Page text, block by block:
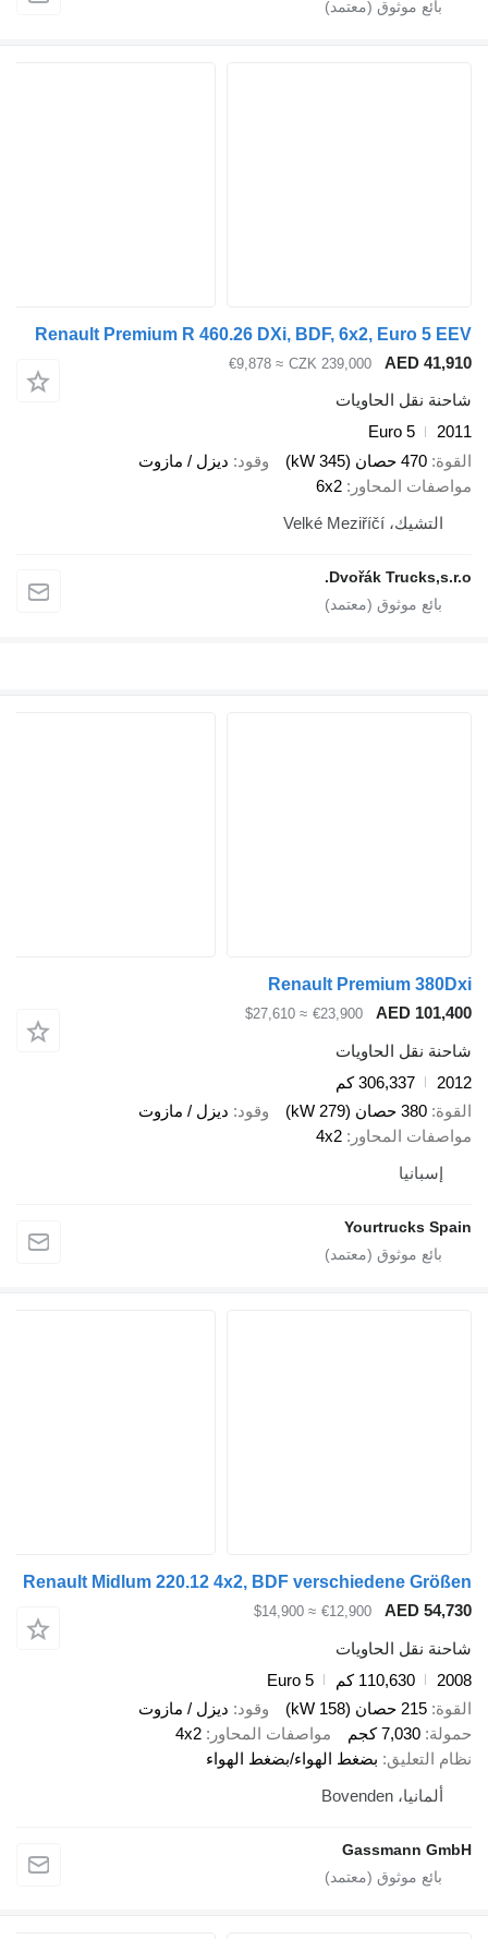
Renault Premium R 460.26 DXi, BDF, 6x2, Euro 5 EEV
AED 41,910
CZK 239,000
≈ €9,878
شاحنة نقل الحاويات
2011
Euro 5
القوة 470 حصان (345 kW) وقود ديزل / مازوت
مواصفات المحاور
6x2
التشيك، Velké Meziříčí
Dvořák Trucks,s.r.o.
Renault Premium 380Dxi
AED 101,400
€23,900
≈ $27,610
شاحنة نقل الحاويات
2012
306,337 كم
القوة 380 حصان (279 kW) وقود ديزل / مازوت
مواصفات المحاور
4x2
إسبانيا
Yourtrucks Spain
Renault Midlum 220.12 4x2, BDF verschiedene Größen
AED 54,730
€12,900
≈ $14,900
شاحنة نقل الحاويات
2008
110,630 كم
Euro 5
القوة 215 حصان (158 kW) وقود ديزل / مازوت
حمولة 7,030 كجم مواصفات المحاور
4x2
نظام التعليق بضغط الهواء/بضغط الهواء
ألمانيا، Bovenden
Gassmann GmbH